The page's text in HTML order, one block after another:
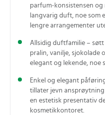
parfum‑konsistensen
langvarig duft, noe som
lengre arrangementer
Allsidig duftfamilie – søtt
pralin, vanilje, sjokolade
elegant og lekende, noe
Enkel og elegant
tillater jevn
en estetisk presentativ
kosmetikkontoret.